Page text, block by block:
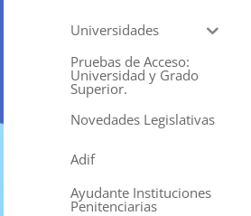
Universidades
Pruebas de Acceso:
Universidad y Grado
Superior.
Novedades Legislativas
Adif
Ayudante Instituciones
Penitenciarias